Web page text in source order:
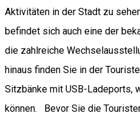
Aktivitäten in der Stadt zu
befindet sich auch eine der
die zahlreiche
hinaus finden Sie in der
Sitzbänke mit USB-Ladeports,
können. Bevor Sie die